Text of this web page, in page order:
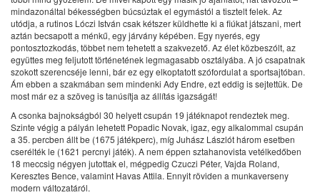
mindazonáltal békességben búcsúztak el egymástól a tisztelt felek. Az
utódja, a rutinos Lóczi István csak kétszer küldhette ki a fiúkat játszani, mert
aztán becsapott a ménkű, egy járvány képében. Egy nyerés, egy
pontosztozkodás, többet nem tehetett a szakvezető. Az élet közbeszólt, az
együttes meg feljutott történetének legmagasabb osztályába. A jó csapatnak
szokott szerencséje lenni, bár ez egy elkoptatott szófordulat a sportsajtóban.
Ám ebben a szakmában sem mindenki Ady Endre, ezt eddig is sejtettük. De
most már ez a szöveg is tanúsítja az állítás igazságát!
A csonka bajnokságból 30 helyett csupán 19 játéknapot rendeztek meg.
Szinte végig a pályán lehetett Popadic Novak, igaz, egy alkalommal csupán
a 35. percben állt be (1675 játékperc), míg Juhász Lászlót három esetben
cserélték le (1621 percnyi játék). A nem éppen sztahanovista vetélkedőben
18 meccsig négyen jutottak el, mégpedig Czuczi Péter, Vajda Roland,
Keresztes Bence, valamint Havas Attila. Ennyit röviden a munkaverseny
modern változatáról.